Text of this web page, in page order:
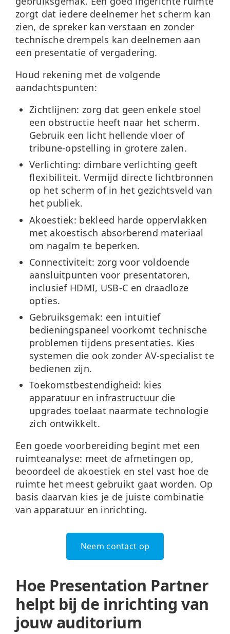
zorgt dat iedere deelnemer het scherm kan
zien, de spreker kan verstaan en zonder
technische drempels kan deelnemen aan
een presentatie of vergadering.
Houd rekening met de volgende
aandachtspunten:
Zichtlijnen: zorg dat geen enkele stoel
een obstructie heeft naar het scherm.
Gebruik een licht hellende vloer of
tribune-opstelling in grotere zalen.
Verlichting: dimbare verlichting geeft
flexibiliteit. Vermijd directe lichtbronnen
op het scherm of in het gezichtsveld van
het publiek.
Akoestiek: bekleed harde oppervlakken
met akoestisch absorberend materiaal
om nagalm te beperken.
Connectiviteit: zorg voor voldoende
aansluitpunten voor presentatoren,
inclusief HDMI, USB-C en draadloze
opties.
Gebruiksgemak: een intuïtief
bedieningspaneel voorkomt technische
problemen tijdens presentaties. Kies
systemen die ook zonder AV-specialist te
bedienen zijn.
Toekomstbestendigheid: kies
apparatuur en infrastructuur die
upgrades toelaat naarmate technologie
zich ontwikkelt.
Een goede voorbereiding begint met een
ruimteanalyse: meet de afmetingen op,
beoordeel de akoestiek en stel vast hoe de
ruimte het meest gebruikt gaat worden. Op
basis daarvan kies je de juiste combinatie
van apparatuur en inrichting.
Neem contact op
Hoe Presentation Partner
helpt bij de inrichting van
jouw auditorium